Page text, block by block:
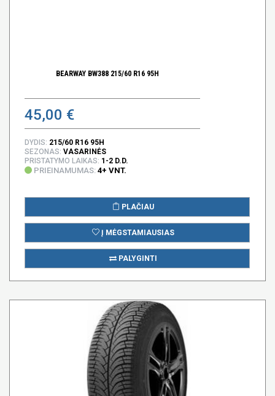
BEARWAY BW388 215/60 R16 95H
45,00 €
DYDIS: 215/60 R16 95H
SEZONAS: VASARINĖS
PRISTATYMO LAIKAS: 1-2 D.D.
PRIEINAMUMAS: 4+ VNT.
PLAČIAU
Į MĖGSTAMIAUSIAS
PALYGINTI